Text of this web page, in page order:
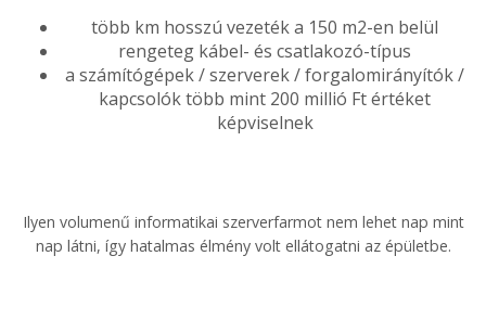
több km hosszú vezeték a 150 m2-en belül
rengeteg kábel- és csatlakozó-típus
a számítógépek / szerverek / forgalomirányítók /
kapcsolók több mint 200 millió Ft értéket
képviselnek
Ilyen volumenű informatikai szerverfarmot nem lehet nap mint
nap látni, így hatalmas élmény volt ellátogatni az épületbe.